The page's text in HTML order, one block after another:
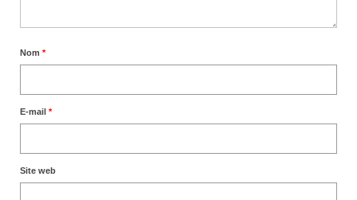
Nom *
E-mail *
Site web